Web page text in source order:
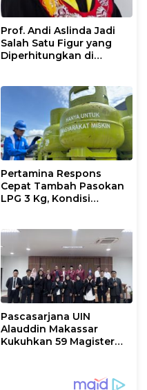
Prof. Andi Aslinda Jadi
Salah Satu Figur yang
Diperhitungkan di
Pertamina Respons
Cepat Tambah Pasokan
LPG 3 Kg, Kondisi
Pascasarjana UIN
Alauddin Makassar
Kukuhkan 59 Magister